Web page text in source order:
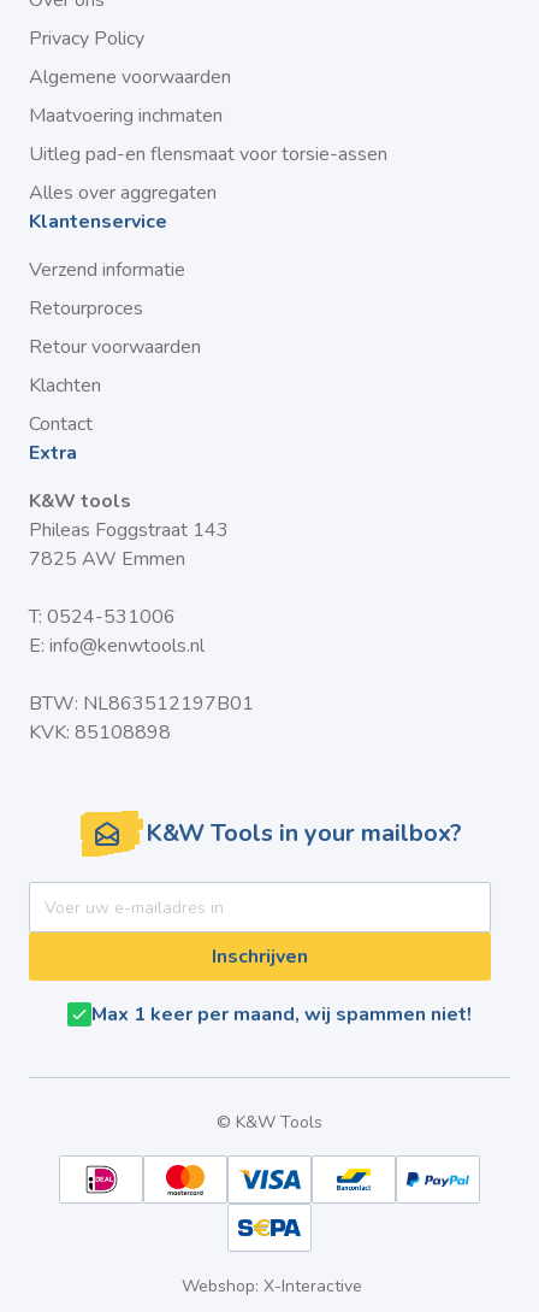
Privacy Policy
Algemene voorwaarden
Maatvoering inchmaten
Uitleg pad-en flensmaat voor torsie-assen
Alles over aggregaten
Klantenservice
Verzend informatie
Retourproces
Retour voorwaarden
Klachten
Contact
Extra
K&W tools
Phileas Foggstraat 143
7825 AW Emmen
T: 0524-531006
E: info@kenwtools.nl
BTW: NL863512197B01
KVK: 85108898
K&W Tools in your mailbox?
Inschrijven
Max 1 keer per maand, wij spammen niet!
© K&W Tools
Webshop: X-Interactive